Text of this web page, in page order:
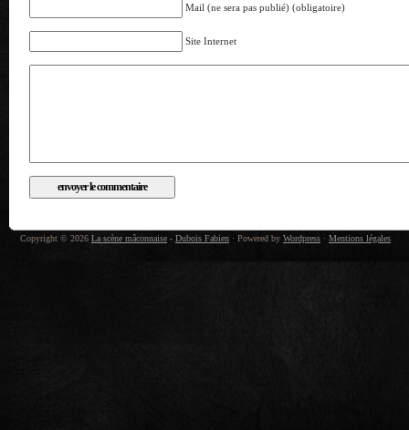
Mail (ne sera pas publié) (obligatoire)
Site Internet
Copyright © 2026 La scène mâconnaise - Dubois Fabien · Powered by Wordpress · Mentions légales